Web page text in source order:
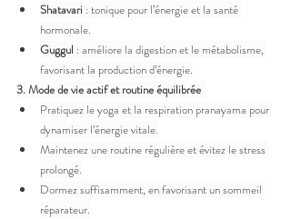
Shatavari : tonique pour l’énergie et la santé
hormonale.
Guggul : améliore la digestion et le métabolisme,
favorisant la production d’énergie.
3. Mode de vie actif et routine équilibrée
Pratiquez le yoga et la respiration pranayama pour
dynamiser l’énergie vitale.
Maintenez une routine régulière et évitez le stress
prolongé.
Dormez suffisamment, en favorisant un sommeil
réparateur.